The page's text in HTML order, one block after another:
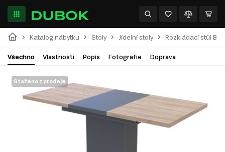
Katalog nábytku Stoly Jídelní stoly Rozkládací stůl
Všechno Vlastnosti Popis Fotografie Doprava
Staženo z prodeje